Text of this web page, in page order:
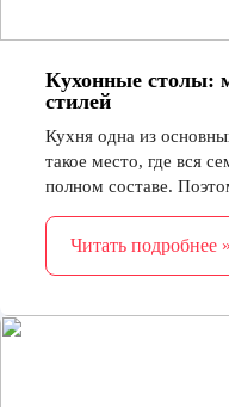
Кухонные столы:
стилей
Кухня одна из
такое место, где вся
полном составе.
быть уютно и
нужно подходить с
Читать подробнее »